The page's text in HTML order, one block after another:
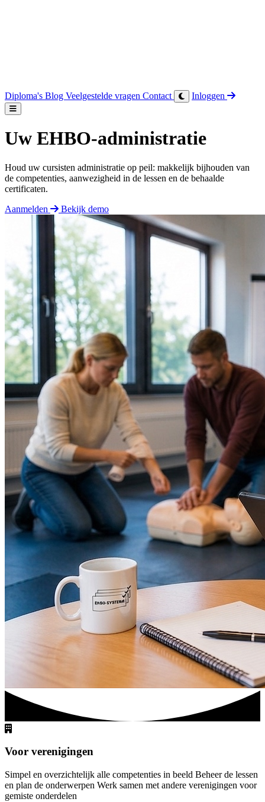
Diploma's Blog Veelgestelde vragen Contact Inloggen
Uw EHBO-administratie
Houd uw cursisten administratie op peil: makkelijk bijhouden van
de competenties, aanwezigheid in de lessen en de behaalde
certificaten.
Aanmelden
Bekijk demo
Voor verenigingen
Simpel en overzichtelijk alle competenties in beeld Beheer de lessen
en plan de onderwerpen Werk samen met andere verenigingen voor
gemiste onderdelen